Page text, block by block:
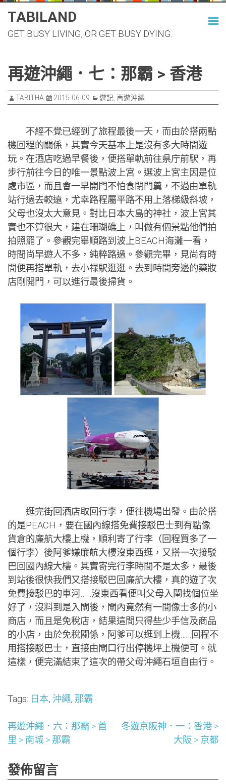
content
TABILAND
GET BUSY LIVING, OR GET BUSY DYING.
再遊沖繩．七：那霸 > 香港
TABITHA 2015-06-09 遊記 再遊沖繩
不經不覺已經到了旅程最後一天，而由於搭兩點
機回程的關係，其實今天基本上是沒有多大時間遊
玩。在酒店吃過早餐後，便搭單軌前往県庁前駅，再
步行前往今日的唯一景點波上宮。選波上宮主因是位
處市區，而且會一早開門不怕食閉門羹，不過由單軌
站行過去較遠，尤幸路程屬平路不用上落梯級斜坡，
父母也沒太大意見。對比日本大島的神社，波上宮其
實也不算很大，建在珊瑚礁上，叫做有個景點他們拍
拍照罷了。參觀完畢順路到波上BEACH海灘一看，
時間尚早遊人不多，純粹路過。參觀完畢，見尚有時
間便再搭單軌，去小禄駅逛逛。去到時間旁邊的藥妝
店剛開門，可以進行最後掃貨。
逛完街回酒店取回行李，便往機場出發。由於搭
的是PEACH，要在國內線搭免費接駁巴士到有點像
貨倉的廉航大樓上機，順利寄了行李（回程買多了一
個行李）後阿爹嫌廉航大樓沒東西逛，又搭一次接駁
巴回國內線大樓。其實寄完行李時間不是太多，最後
到站後很快我們又搭接駁巴回廉航大樓，真的遊了次
免費接駁巴的車河……沒東西看便叫父母入閘找個位坐
好了，沒料到是入閘後，閘內竟然有一間像士多的小
商店，而且是免稅店，結果這間只得些少手信及商品
的小店，由於免稅關係，阿爹可以逛到上機……回程不
用搭接駁巴士，直接由閘口行出停機坪上機便可。就
這樣，便完滿結束了這次的帶父母沖繩石垣自由行。
Tags: 日本, 沖繩, 那霸
文
導
再遊沖繩．六：那霸 > 首
里 > 南城 > 那霸
冬遊京阪神．一：香港 >
大阪 > 京都
發佈留言